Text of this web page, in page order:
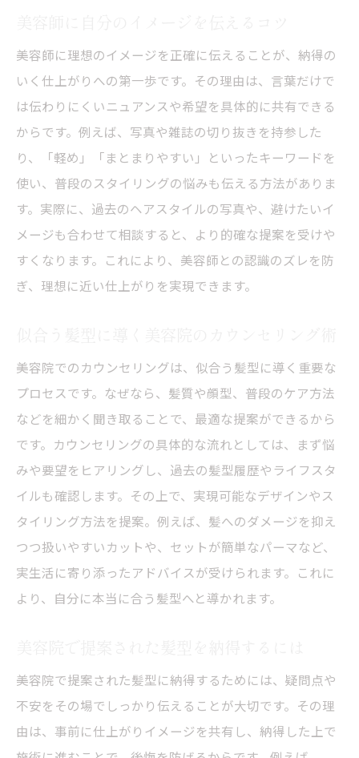
美容師に理想のイメージを正確に伝えることが、納得の
いく仕上がりへの第一歩です。その理由は、言葉だけで
は伝わりにくいニュアンスや希望を具体的に共有できる
からです。例えば、写真や雑誌の切り抜きを持参した
り、「軽め」「まとまりやすい」といったキーワードを
使い、普段のスタイリングの悩みも伝える方法がありま
す。実際に、過去のヘアスタイルの写真や、避けたいイ
メージも合わせて相談すると、より的確な提案を受けや
すくなります。これにより、美容師との認識のズレを防
ぎ、理想に近い仕上がりを実現できます。
美容院でのカウンセリングは、似合う髪型に導く重要な
プロセスです。なぜなら、髪質や顔型、普段のケア方法
などを細かく聞き取ることで、最適な提案ができるから
です。カウンセリングの具体的な流れとしては、まず悩
みや要望をヒアリングし、過去の髪型履歴やライフスタ
イルも確認します。その上で、実現可能なデザインやス
タイリング方法を提案。例えば、髪へのダメージを抑え
つつ扱いやすいカットや、セットが簡単なパーマなど、
実生活に寄り添ったアドバイスが受けられます。これに
より、自分に本当に合う髪型へと導かれます。
美容院で提案された髪型に納得するためには、疑問点や
不安をその場でしっかり伝えることが大切です。その理
由は、事前に仕上がりイメージを共有し、納得した上で